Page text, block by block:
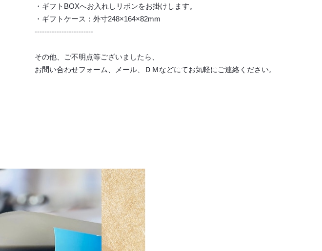
・ギフトBOXへお入れしリボンをお掛けします。
・ギフトケース：外寸248×164×82mm
------------------------
その他、ご不明点等ございましたら、
お問い合わせフォーム、メール、ＤＭなどにてお気軽にご連絡ください。